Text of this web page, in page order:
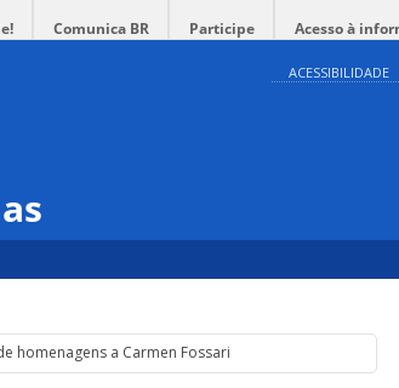
Comunica BR Participe Acesso à
ACESSIBILIDADE
homenagens a Carmen Fossari